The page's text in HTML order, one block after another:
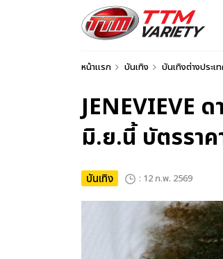
หน้าแรก บันเทิง บันเทิงต่างประเ
JENEVIEVE
มิ.ย.นี้ บัตรรา
บันเทิง : 12 ก.พ. 2569